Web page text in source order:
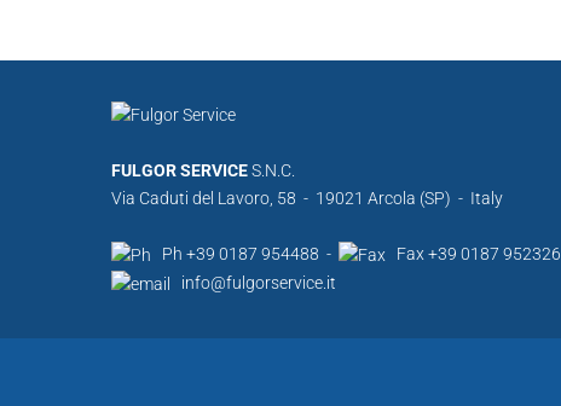
FULGOR SERVICES.N.C.
Via Caduti del Lavoro, 58 - 19021 Arcola (SP) - Italy
Ph +39 0187 954488 -
Fax +39 0187 952326
info@fulgorservice.it